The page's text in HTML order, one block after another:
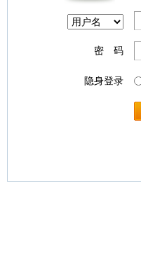
密 码
隐身登录